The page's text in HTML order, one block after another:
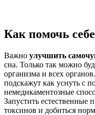
Как помочь себе
Важно улучшить
сна. Только так можно
организма и всех
подскажут как уснуть с
немедикаментозные
Запустить естественные
токсинов и добиться